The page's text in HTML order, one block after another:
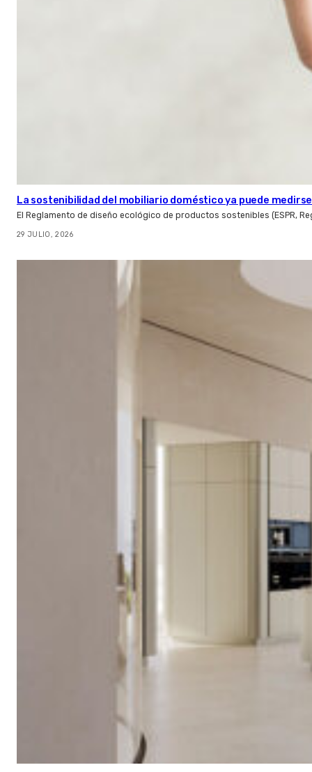
La sostenibilidad del mobiliario doméstico ya puede
El Reglamento de diseño ecológico de productos sostenibles (ESPR,
29 JULIO, 2026